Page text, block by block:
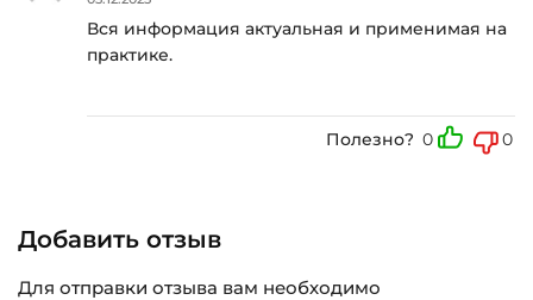
Вся информация актуальная и применимая на
практике.
Полезно? 0 0
Добавить отзыв
Для отправки отзыва вам необходимо